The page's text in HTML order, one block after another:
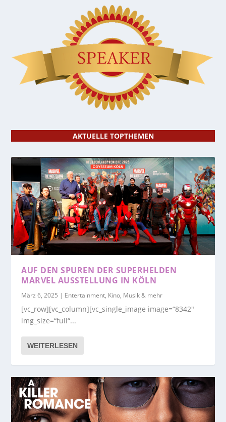
AKTUELLE TOPTHEMEN
AUF DEN SPUREN DER SUPERHELDEN
MARVEL AUSSTELLUNG IN KÖLN
März 6, 2025 | Entertainment, Kino, Musik & mehr
[vc_row][vc_column][vc_single_image image=“8342″
img_size=“full“...
WEITERLESEN